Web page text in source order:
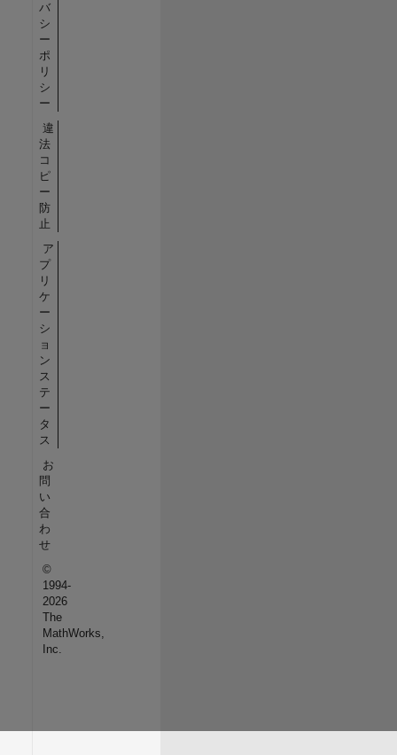
バ
シ
ー
ポ
リ
シ
ー
違
法
コ
ピ
ー
防
止
ア
プ
リ
ケ
ー
シ
ョ
ン
ス
テ
ー
タ
ス
お
問
い
合
わ
せ
©
1994-
2026
The
MathWorks,
Inc.